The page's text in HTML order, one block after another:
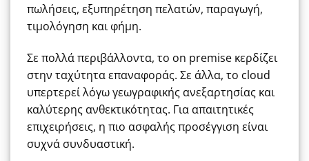
πωλήσεις, εξυπηρέτηση πελατών, παραγωγή,
τιμολόγηση και φήμη.
Σε πολλά περιβάλλοντα, το on premise κερδίζει
στην ταχύτητα επαναφοράς. Σε άλλα, το cloud
υπερτερεί λόγω γεωγραφικής ανεξαρτησίας και
καλύτερης ανθεκτικότητας. Για απαιτητικές
επιχειρήσεις, η πιο ασφαλής προσέγγιση είναι
συχνά συνδυαστική.